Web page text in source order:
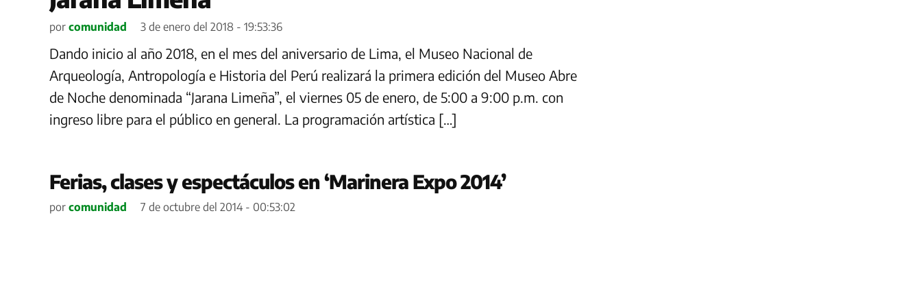
por comunidad 3 de enero del 2018 - 19:53:36
Dando inicio al año 2018, en el mes del aniversario de Lima, el Museo Nacional de
Arqueología, Antropología e Historia del Perú realizará la primera edición del Museo Abre
de Noche denominada “Jarana Limeña”, el viernes 05 de enero, de 5:00 a 9:00 p.m. con
ingreso libre para el público en general. La programación artística […]
Ferias, clases y espectáculos en ‘Marinera Expo 2014’
por comunidad 7 de octubre del 2014 - 00:53:02